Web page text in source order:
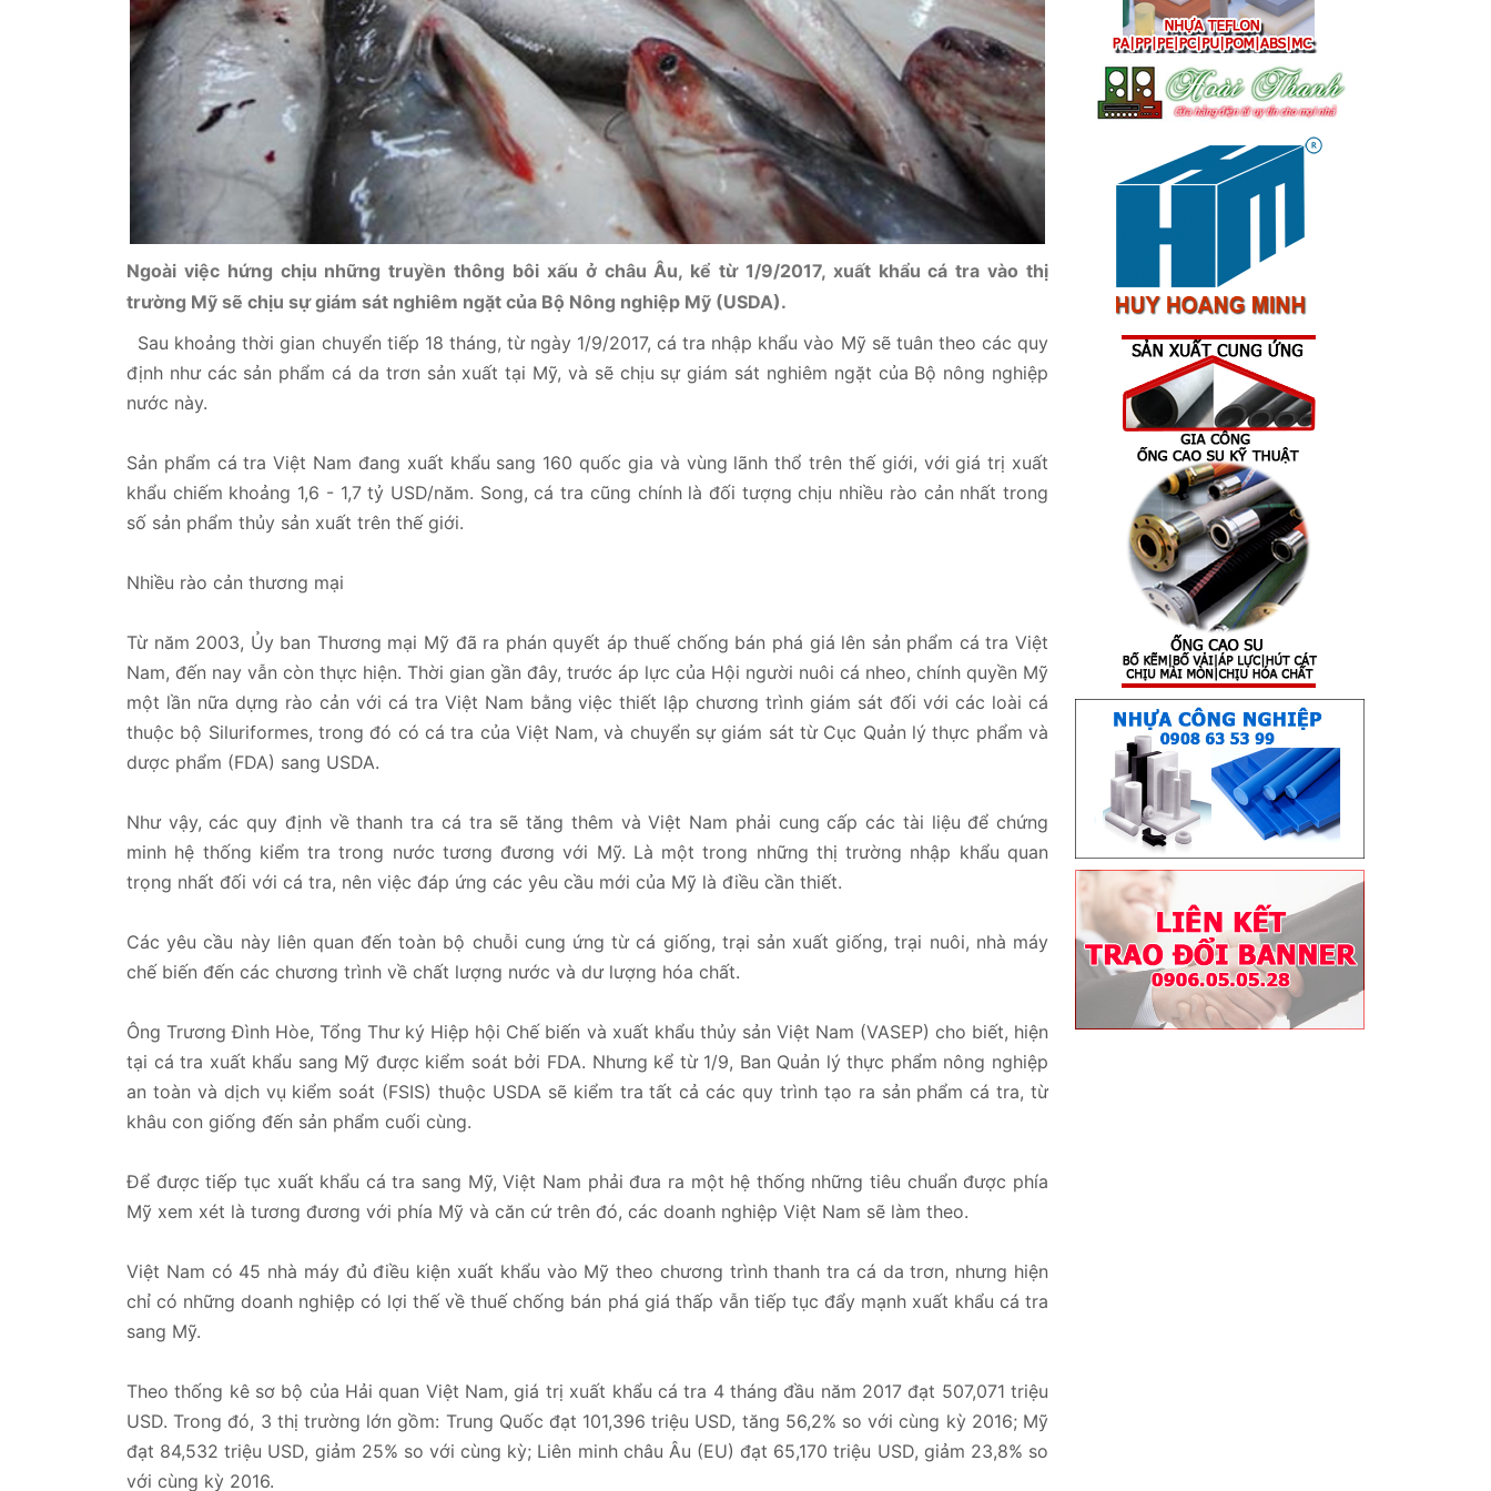
Ngoài việc hứng chịu những truyền thông bôi xấu ở châu Âu, kể từ 1/9/2017, xuất khẩu cá tra vào thị
trường Mỹ sẽ chịu sự giám sát nghiêm ngặt của Bộ Nông nghiệp Mỹ (USDA).
Sau khoảng thời gian chuyển tiếp 18 tháng, từ ngày 1/9/2017, cá tra nhập khẩu vào Mỹ sẽ tuân theo các quy
định như các sản phẩm cá da trơn sản xuất tại Mỹ, và sẽ chịu sự giám sát nghiêm ngặt của Bộ nông nghiệp
nước này.
Sản phẩm cá tra Việt Nam đang xuất khẩu sang 160 quốc gia và vùng lãnh thổ trên thế giới, với giá trị xuất
khẩu chiếm khoảng 1,6 - 1,7 tỷ USD/năm. Song, cá tra cũng chính là đối tượng chịu nhiều rào cản nhất trong
số sản phẩm thủy sản xuất trên thế giới.
Nhiều rào cản thương mại
Từ năm 2003, Ủy ban Thương mại Mỹ đã ra phán quyết áp thuế chống bán phá giá lên sản phẩm cá tra Việt
Nam, đến nay vẫn còn thực hiện. Thời gian gần đây, trước áp lực của Hội người nuôi cá nheo, chính quyền Mỹ
một lần nữa dựng rào cản với cá tra Việt Nam bằng việc thiết lập chương trình giám sát đối với các loài cá
thuộc bộ Siluriformes, trong đó có cá tra của Việt Nam, và chuyển sự giám sát từ Cục Quản lý thực phẩm và
dược phẩm (FDA) sang USDA.
Như vậy, các quy định về thanh tra cá tra sẽ tăng thêm và Việt Nam phải cung cấp các tài liệu để chứng
minh hệ thống kiểm tra trong nước tương đương với Mỹ. Là một trong những thị trường nhập khẩu quan
trọng nhất đối với cá tra, nên việc đáp ứng các yêu cầu mới của Mỹ là điều cần thiết.
Các yêu cầu này liên quan đến toàn bộ chuỗi cung ứng từ cá giống, trại sản xuất giống, trại nuôi, nhà máy
chế biến đến các chương trình về chất lượng nước và dư lượng hóa chất.
Ông Trương Đình Hòe, Tổng Thư ký Hiệp hội Chế biến và xuất khẩu thủy sản Việt Nam (VASEP) cho biết, hiện
tại cá tra xuất khẩu sang Mỹ được kiểm soát bởi FDA. Nhưng kể từ 1/9, Ban Quản lý thực phẩm nông nghiệp
an toàn và dịch vụ kiểm soát (FSIS) thuộc USDA sẽ kiểm tra tất cả các quy trình tạo ra sản phẩm cá tra, từ
khâu con giống đến sản phẩm cuối cùng.
Để được tiếp tục xuất khẩu cá tra sang Mỹ, Việt Nam phải đưa ra một hệ thống những tiêu chuẩn được phía
Mỹ xem xét là tương đương với phía Mỹ và căn cứ trên đó, các doanh nghiệp Việt Nam sẽ làm theo.
Việt Nam có 45 nhà máy đủ điều kiện xuất khẩu vào Mỹ theo chương trình thanh tra cá da trơn, nhưng hiện
chỉ có những doanh nghiệp có lợi thế về thuế chống bán phá giá thấp vẫn tiếp tục đẩy mạnh xuất khẩu cá tra
sang Mỹ.
Theo thống kê sơ bộ của Hải quan Việt Nam, giá trị xuất khẩu cá tra 4 tháng đầu năm 2017 đạt 507,071 triệu
USD. Trong đó, 3 thị trường lớn gồm: Trung Quốc đạt 101,396 triệu USD, tăng 56,2% so với cùng kỳ 2016; Mỹ
đạt 84,532 triệu USD, giảm 25% so với cùng kỳ; Liên minh châu Âu (EU) đạt 65,170 triệu USD, giảm 23,8% so
với cùng kỳ 2016.